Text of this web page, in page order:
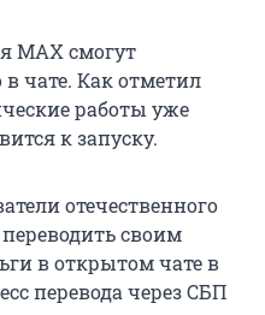
MAX смогут
чате. Как отметил
работы уже
к запуску.
отечественного
своим
в открытом чате в
перевода через СБП